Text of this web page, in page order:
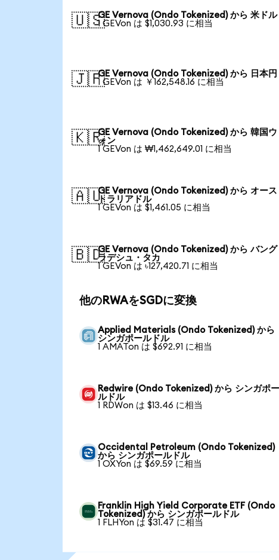
🇺🇸GE Vernova (Ondo Tokenized) から 米ドル
1 GEVon は $1,030.93 に相当
🇯🇵GE Vernova (Ondo Tokenized) から 日本円
1 GEVon は ￥162,548.16 に相当
🇰🇷GE Vernova (Ondo Tokenized) から 韓国ウ
ォン
1 GEVon は ₩1,462,649.01 に相当
🇦🇺GE Vernova (Ondo Tokenized) から オース
トラリアドル
1 GEVon は $1,461.05 に相当
🇧🇩GE Vernova (Ondo Tokenized) から バング
ラデシュ・タカ
1 GEVon は ৳127,420.71 に相当
他のRWAをSGDに変換
Applied Materials (Ondo Tokenized) から
シンガポールドル
1 AMATon は $692.91 に相当
Redwire (Ondo Tokenized) から シンガポー
ルドル
1 RDWon は $13.46 に相当
Occidental Petroleum (Ondo Tokenized)
から シンガポールドル
1 OXYon は $69.59 に相当
Franklin High Yield Corporate ETF (Ondo
Tokenized) から シンガポールドル
1 FLHYon は $31.47 に相当